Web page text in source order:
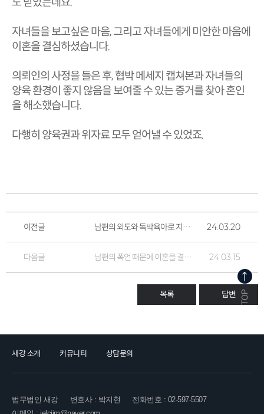
자녀들을 보고싶은 마음, 그리고 자녀들에게 미안한 마음에
이혼을 결심하셨습니다.
의뢰인의 사정을 들은 후, 협박 메세지 캡쳐본과 자녀들의
양육 환경이 좋지 않음을 보여줄 수 있는 증거를 찾아 혼인
을 해소했습니다.
다행히 양육권과 위자료 모두 얻어낼 수 있었죠.
이전글 남편의 외도와 독박육아로 지친 의뢰인 24.03.20
다음글 남편의 폭언 때문에 이혼을 결심한 의뢰인 24.03.15
목록 답변
새강 소개 커뮤니티 상담문의
법무법인 새강 변호사 : 박지현
전화번호 : 02-597-5507